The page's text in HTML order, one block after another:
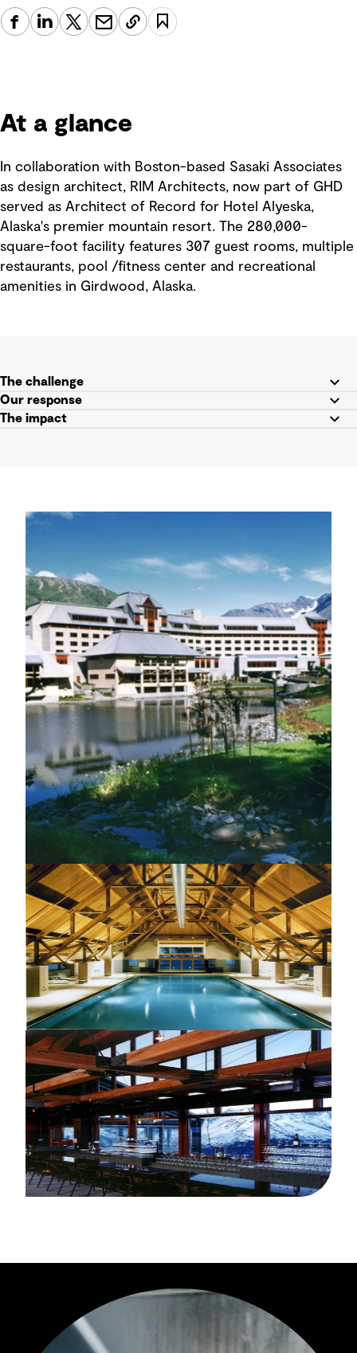
At a glance
In collaboration with Boston-based Sasaki Associates
as design architect, RIM Architects, now part of GHD
served as Architect of Record for Hotel Alyeska,
Alaska's premier mountain resort. The 280,000-
square-foot facility features 307 guest rooms, multiple
restaurants, pool /fitness center and recreational
amenities in Girdwood, Alaska.
The challenge
Our response
The impact